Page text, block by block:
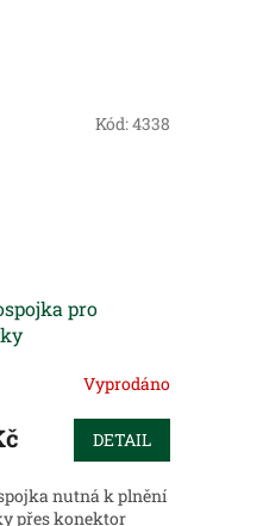
pro
Vyprodáno
DETAIL
nutná k plnění
přes konektor
Kód:4338